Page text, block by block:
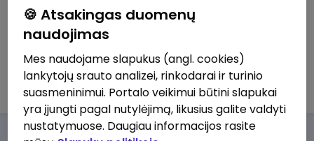
UAB "BTLS"
http://www.btls.lt
🍪 Atsakingas duomenų
naudojimas
Mes naudojame slapukus (angl. cookies)
lankytojų srauto analizei, rinkodarai ir turinio
suasmeninimui. Portalo veikimui būtini slapukai
yra įjungti pagal nutylėjimą, likusius galite valdyti
nustatymuose. Daugiau informacijos rasite